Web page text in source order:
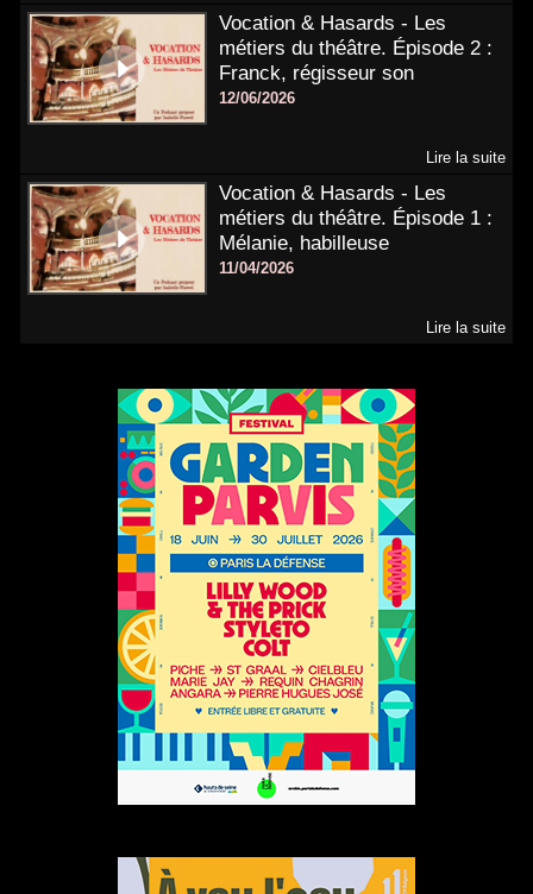
Vocation & Hasards - Les
métiers du théâtre. Épisode 2 :
Franck, régisseur son
12/06/2026
Lire la suite
Vocation & Hasards - Les
métiers du théâtre. Épisode 1 :
Mélanie, habilleuse
11/04/2026
Lire la suite